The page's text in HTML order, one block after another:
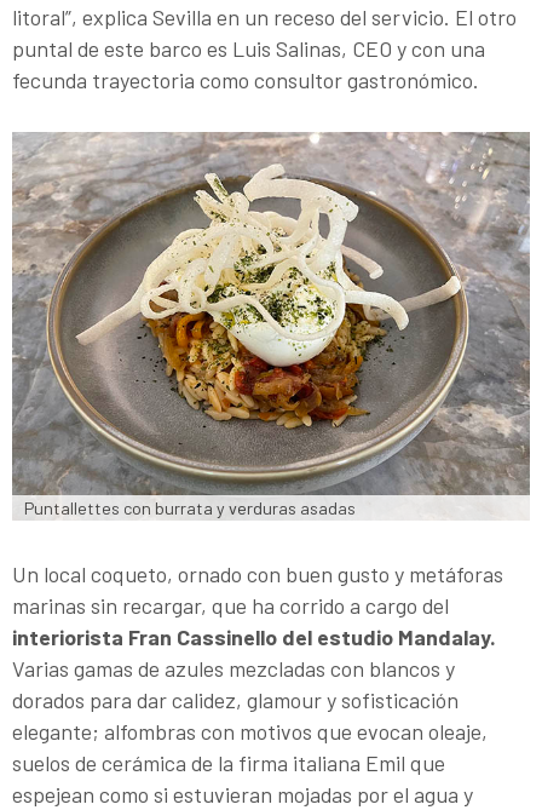
litoral”, explica Sevilla en un receso del servicio. El otro
puntal de este barco es Luis Salinas, CEO y con una
fecunda trayectoria como consultor gastronómico.
Puntallettes con burrata y verduras asadas
Un local coqueto, ornado con buen gusto y metáforas
marinas sin recargar, que ha corrido a cargo del
interiorista Fran Cassinello del estudio Mandalay.
Varias gamas de azules mezcladas con blancos y
dorados para dar calidez, glamour y sofisticación
elegante; alfombras con motivos que evocan oleaje,
suelos de cerámica de la firma italiana Emil que
espejean como si estuvieran mojadas por el agua y